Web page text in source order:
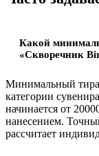
Какой
«Скворечник
Минимальный
категории
начинается от
нанесением.
рассчитает